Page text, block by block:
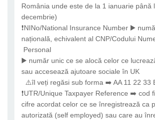
România unde este de la 1 ianuarie până
decembrie)
❗NINo/National Insurance Number ▶️
națională, echivalent al CNP/Codului
Personal
▶️ număr unic ce se alocă celor ce
sau accesează ajutoare sociale în UK
⚠️îl veți regăsi sub forma ➡️ AA 11 22 33
❗UTR/Unique Taxpayer Reference ➡️ cod
cifre acordat celor ce se înregistrează ca
autorizată (self employed) sau care au